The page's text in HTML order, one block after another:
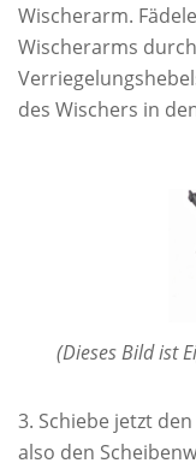
Wischerarm.
Wischerarms
des Wischers in
(Dieses Bild ist
Schiebe jetzt
also den